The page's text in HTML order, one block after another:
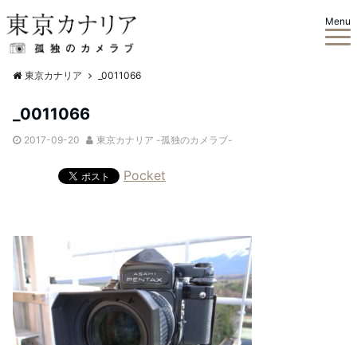
Menu
東京カナリア _0011066
_0011066
2017-09-20 東京カナリア -孤独のカメラブ-
Pocket